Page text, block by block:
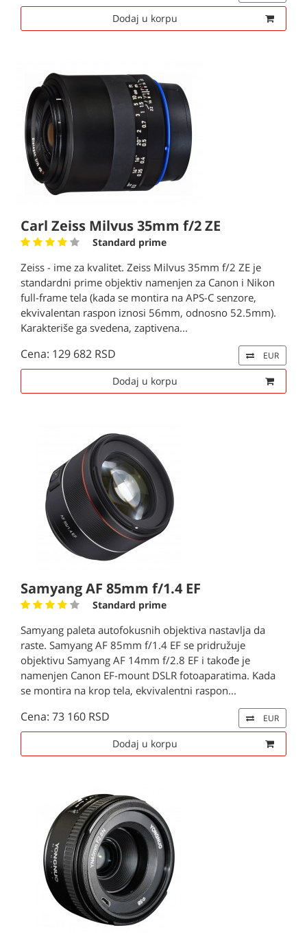
Dodaj u korpu
Carl Zeiss Milvus 35mm f/2 ZE
Standard prime
Zeiss - ime za kvalitet. Zeiss Milvus 35mm f/2 ZE je
standardni prime objektiv namenjen za Canon i Nikon
full-frame tela (kada se montira na APS-C senzore,
ekvivalentan raspon iznosi 56mm, odnosno 52.5mm).
Karakteriše ga svedena, zaptivena...
Cena: 129 682 RSD EUR
Dodaj u korpu
Samyang AF 85mm f/1.4 EF
Standard prime
Samyang paleta autofokusnih objektiva nastavlja da
raste. Samyang AF 85mm f/1.4 EF se pridružuje
objektivu Samyang AF 14mm f/2.8 EF i takođe je
namenjen Canon EF-mount DSLR fotoaparatima. Kada
se montira na krop tela, ekvivalentni raspon...
Cena: 73 160 RSD EUR
Dodaj u korpu